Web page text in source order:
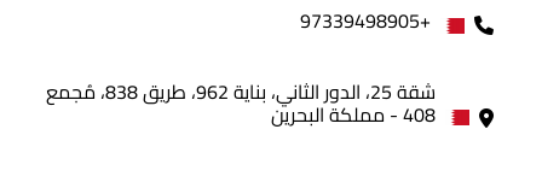
+97339498905
شقة 25، الدور الثاني، بناية 962، طريق 838، مُجمع
408 - مملكة البحرين